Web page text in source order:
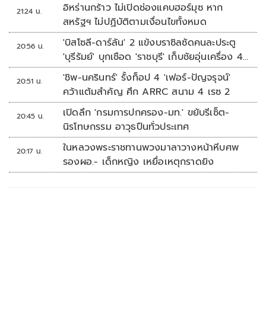
21:24 น.
อิหร่านกร้าว ไม่เปิดช่องแคบฮอร์มุซ หาก
สหรัฐฯ ไม่ปฏิบัติตามเงื่อนไขทั้งหมด
20:56 น.
'บิสโซลี-ดาร์ลัน' 2 แข้งบราซิลซัดคนละประตู
'บุรีรัมย์' บุกเชือด 'ราชบุรี' เก็บชัยอุ่นเครื่อง 4
นัดรวด
20:51 น.
'ชิพ-นครินทร์' รั้งท็อป 4 'เฟอร์-ปัญจรุจน์'
คว้าแต้มสำคัญ ศึก ARRC สนาม 4 เรซ 2
20:45 น.
เปิดลึก 'กรมการปกครอง-มท.' ขยับรีเซ็ต-
นิรโทษกรรม อาวุธปืนทั่วประเทศ
20:17 น.
ในหลวงพระราชทานพวงมาลาวางหน้าหีบศพ
รองผอ.- เด็กหญิง เหยื่อเหตุกราดยิง